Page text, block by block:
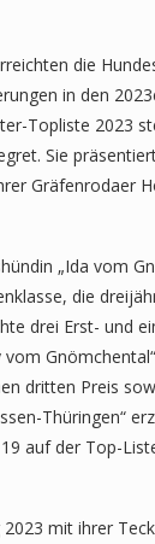
die
in den
Topliste 2023
Sie
Gräfenrodaer
„Ida vom
die
drei Erst- und
vom
dritten Preis
Thüringen“
auf der Top-
mit ihrer